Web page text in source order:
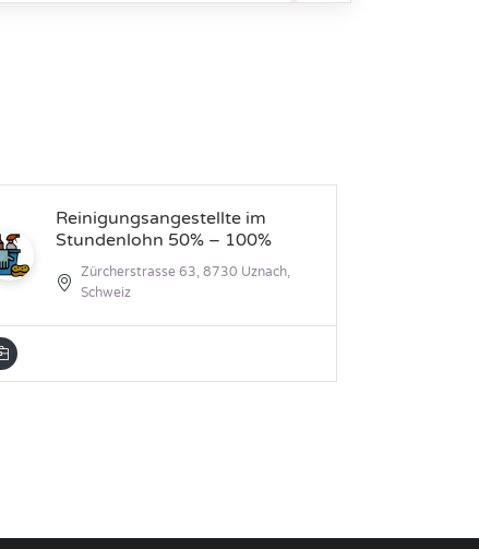
Reinigungsangestellte im
Stundenlohn 50% – 100%
Zürcherstrasse 63, 8730 Uznach,
Schweiz